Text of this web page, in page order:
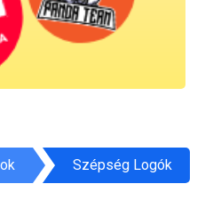
Szépség Logók